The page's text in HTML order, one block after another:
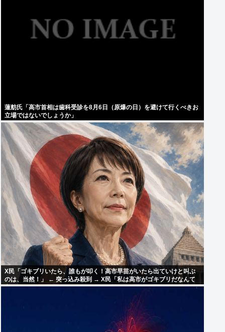
蓮舫氏「高市首相は歯科受診を8月6日（原爆の日）を避けて行くべきお
立場ではないでしょうか」
X民「ゴキブリいたら、誰もが叩く！高市早苗がいたら出ていけと叫ぶ
のは、当然！」 ← 突っ込み殺到 → X民「私は高市がゴキブリだなんて
言ってない！」